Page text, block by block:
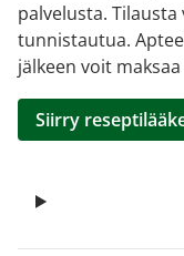
palvelusta.
tunnistautua.
jälkeen voit
Siirry